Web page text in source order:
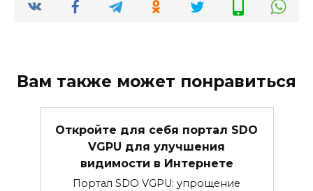
Вам также может понравиться
Откройте для себя портал SDO
VGPU для улучшения
видимости в Интернете
Портал SDO VGPU: упрощение